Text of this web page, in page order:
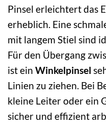
Pinsel erleichtert das
erheblich. Eine
mit langem Stiel sind
Für den Übergang
ist ein Winkelpinsel
Linien zu ziehen. Bei
kleine Leiter oder ein
sicher und effizient